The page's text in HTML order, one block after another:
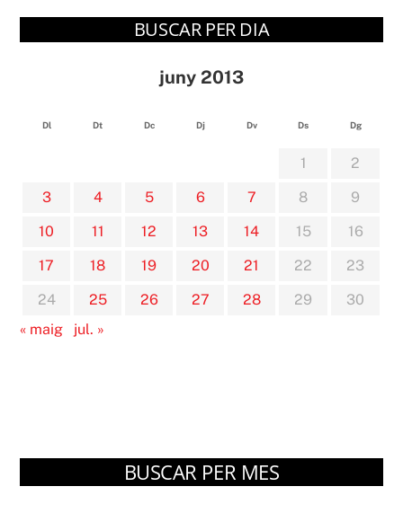
BUSCAR PER DIA
juny 2013
Dl Dt Dc Dj Dv Ds Dg
1
2
3
4 5 6 7 8
9
10
11 12 13 14 15
16
17
18 19 20 21 22
23
24
25 26 27 28 29
30
« maig
jul. »
BUSCAR PER MES